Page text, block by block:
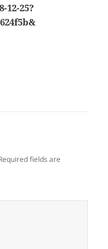
12-25?
fields are